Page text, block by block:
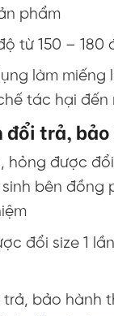
phẩm
từ 150 – 180
làm miếng
tác hại đến
trả, bảo
hỏng được đổi
bên đồng
đổi size 1
trả, bảo hành